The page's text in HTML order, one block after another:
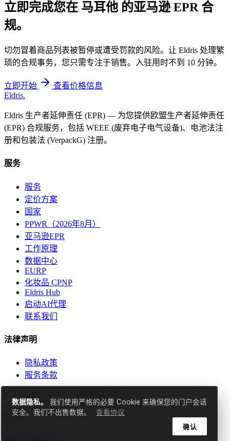
立即完成您在 马耳他 的亚马逊 EPR 合
规。
切勿冒着商品列表被暂停或遭受罚款的风险。让 Eldris 处理繁
琐的合规事务，您只需专注于销售。入驻用时不到 10 分钟。
立即开始
查看价格信息
Eldris.
Eldris 生产者延伸责任 (EPR) — 为您提供欧盟生产者延伸责任
(EPR) 合规服务，包括 WEEE (废弃电子电气设备)、电池法注
册和包装法 (VerpackG) 注册。
服务
服务
定价方案
国家
PPWR（2026年8月）
亚马逊EPR
工作原理
数据中心
EURP
化妆品 CPNP
Eldris Hub
启动AI代理
联系我们
法律声明
隐私政策
服务条款
注册号: 17298529 | Ruunaoja tn 3, Tallinn, 11415, Estonia
数据隐私。
我们使用严格的必要 Cookie 来确保您的门户会话
安全。我们不出售数据。
查看协议
确认